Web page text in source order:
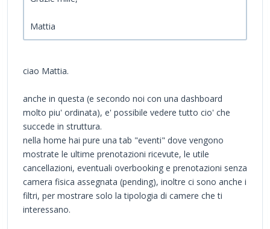
Mattia
ciao Mattia.
anche in questa (e secondo noi con una dashboard
molto piu' ordinata), e' possibile vedere tutto cio' che
succede in struttura.
nella home hai pure una tab "eventi" dove vengono
mostrate le ultime prenotazioni ricevute, le utile
cancellazioni, eventuali overbooking e prenotazioni senza
camera fisica assegnata (pending), inoltre ci sono anche i
filtri, per mostrare solo la tipologia di camere che ti
interessano.